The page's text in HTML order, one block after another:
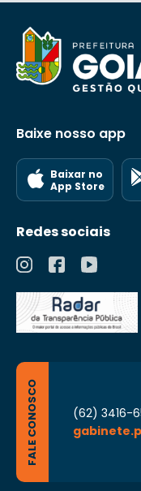
Baixe nosso app
Baixar no
App Store
Redes sociais
FALE CONOSCO
(62) 3416-